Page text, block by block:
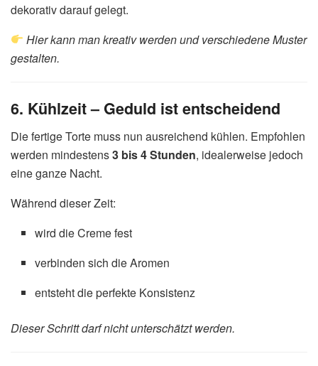
dekorativ darauf gelegt.
Hier kann man kreativ werden und verschiedene Muster
gestalten.
6. Kühlzeit – Geduld ist entscheidend
Die fertige Torte muss nun ausreichend kühlen. Empfohlen
werden mindestens3 bis 4 Stunden, idealerweise jedoch
eine ganze Nacht.
Während dieser Zeit:
wird die Creme fest
verbinden sich die Aromen
entsteht die perfekte Konsistenz
Dieser Schritt darf nicht unterschätzt werden.